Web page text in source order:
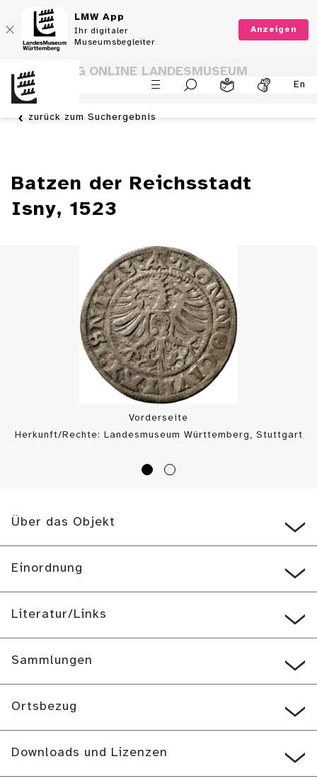
LMW App
Ihr digitaler
Museumsbegleiter
Anzeigen
En
SAMMLUNG ONLINE LANDESMUSEUM
WÜRTTEMBERG
zurück zum Suchergebnis
Batzen der Reichsstadt
Isny, 1523
Vorderseite
Herkunft/Rechte: Landesmuseum Württemberg, Stuttgart
Über das Objekt
Einordnung
Literatur/Links
Sammlungen
Ortsbezug
Downloads und Lizenzen